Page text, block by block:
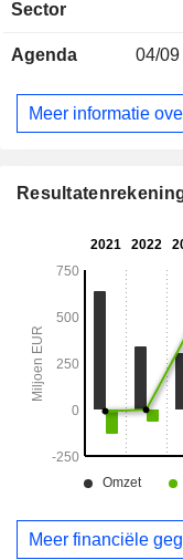
Sector
Agenda 04/09
Meer informatie
Meer financiële